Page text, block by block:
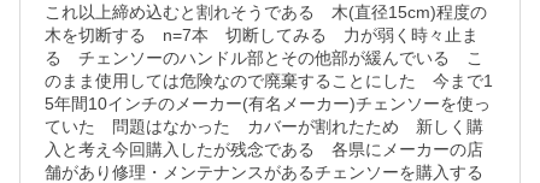
これ以上締め込むと割れそうである　木(直径15cm)程度の
木を切断する　n=7本　切断してみる　力が弱く時々止ま
る　チェンソーのハンドル部とその他部が緩んでいる　こ
のまま使用しては危険なので廃棄することにした　今まで1
5年間10インチのメーカー(有名メーカー)チェンソーを使っ
ていた　問題はなかった　カバーが割れたため　新しく購
入と考え今回購入したが残念である　各県にメーカーの店
舗があり修理・メンテナンスがあるチェンソーを購入する